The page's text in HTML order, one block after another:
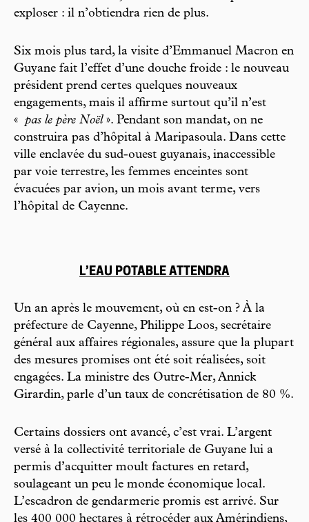
exploser : il n’obtiendra rien de plus.
Six mois plus tard, la visite d’Emmanuel Macron en
Guyane fait l’effet d’une douche froide : le nouveau
président prend certes quelques nouveaux
engagements, mais il affirme surtout qu’il n’est
« pas le père Noël». Pendant son mandat, on ne
construira pas d’hôpital à Maripasoula. Dans cette
ville enclavée du sud-ouest guyanais, inaccessible
par voie terrestre, les femmes enceintes sont
évacuées par avion, un mois avant terme, vers
l’hôpital de Cayenne.
L’EAU POTABLE ATTENDRA
Un an après le mouvement, où en est-on ? À la
préfecture de Cayenne, Philippe Loos, secrétaire
général aux affaires régionales, assure que la plupart
des mesures promises ont été soit réalisées, soit
engagées. La ministre des Outre-Mer, Annick
Girardin, parle d’un taux de concrétisation de 80 %.
Certains dossiers ont avancé, c’est vrai. L’argent
versé à la collectivité territoriale de Guyane lui a
permis d’acquitter moult factures en retard,
soulageant un peu le monde économique local.
L’escadron de gendarmerie promis est arrivé. Sur
les 400 000 hectares à rétrocéder aux Amérindiens,